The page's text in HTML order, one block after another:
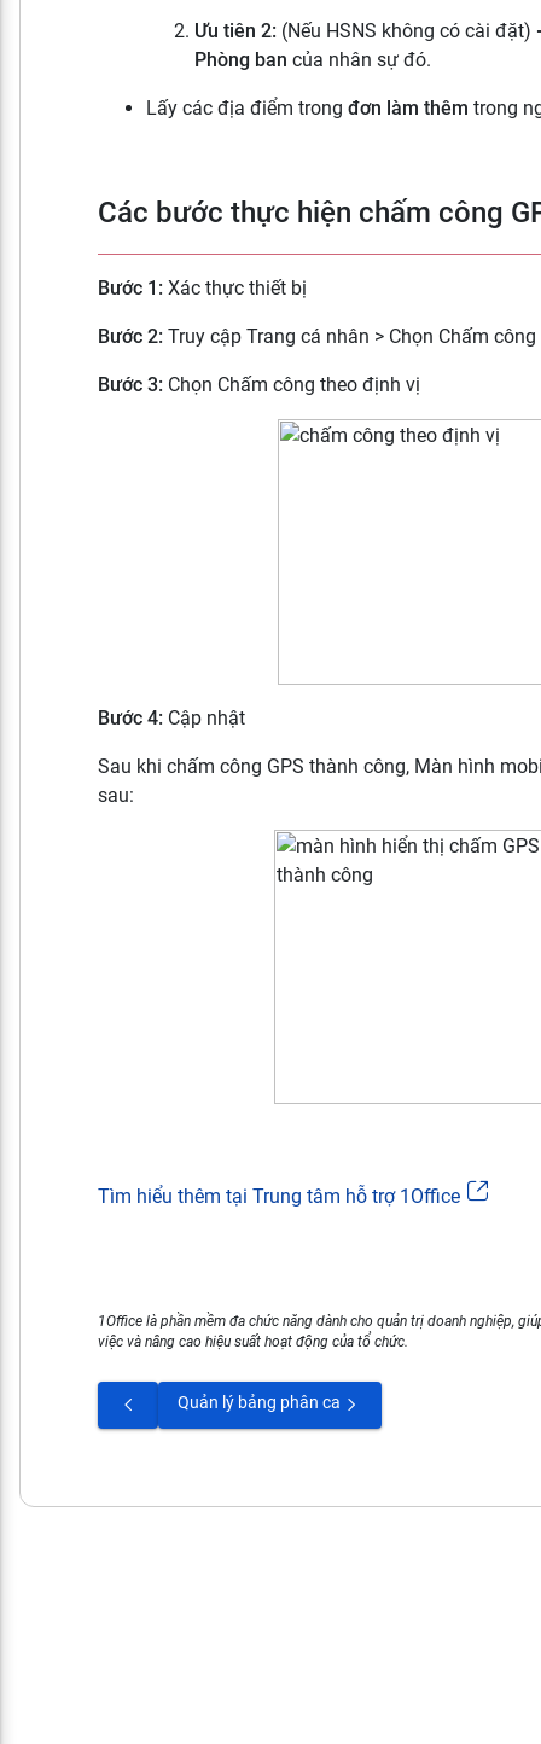
Ưu tiên 2: (Nếu HSNS không có cài
Phòng ban của nhân sự đó.
Lấy các địa điểm trong đơn làm thêm trong
Các bước thực hiện chấm công
Bước 1: Xác thực thiết bị
Bước 2: Truy cập Trang cá nhân > Chọn Chấm công
Bước 3: Chọn Chấm công theo định vị
Bước 4: Cập nhật
Sau khi chấm công GPS thành công, Màn hình
sau:
Tìm hiểu thêm tại Trung tâm hỗ trợ 1Office
1Office là phần mềm đa chức năng dành cho quản trị doanh nghiệp,
việc và nâng cao hiệu suất hoạt động của tổ chức.
Quản lý bảng phân ca